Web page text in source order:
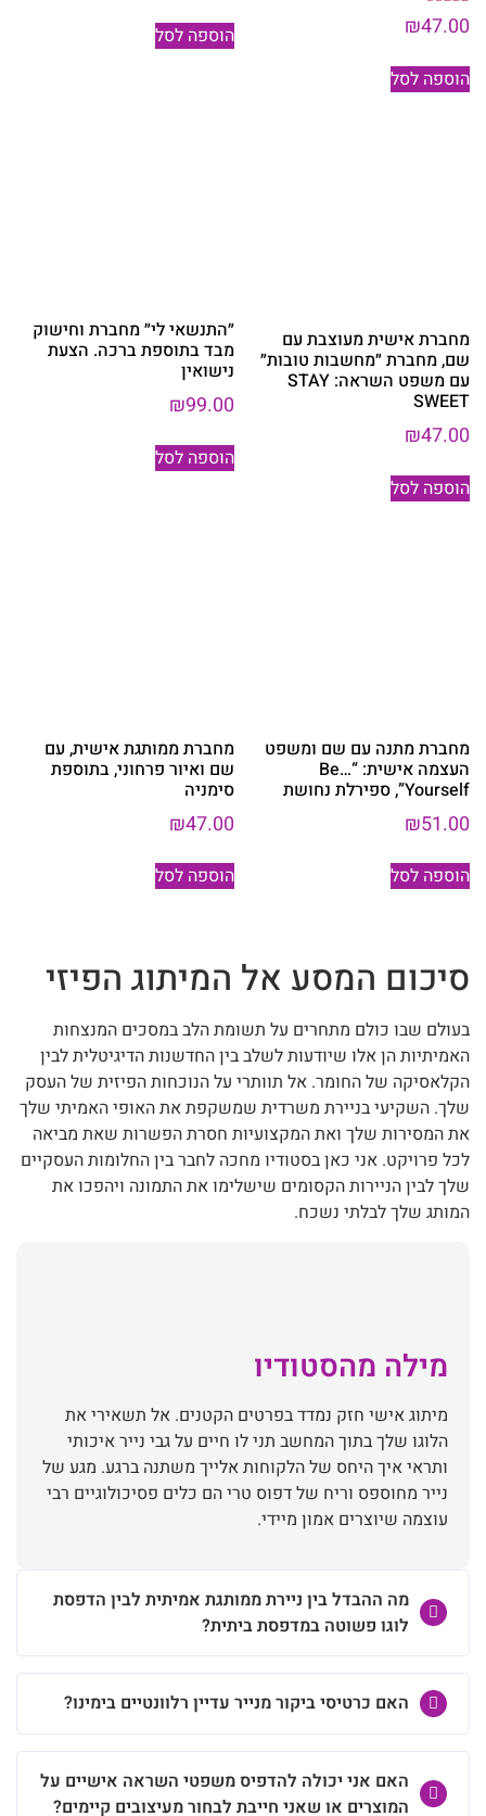
דורג
5.00
₪47.00
הוספה לסל
הוספה לסל
מחברת אישית מעוצבת עם
שם, מחברת ״מחשבות טובות״
עם משפט השראה: STAY
SWEET
₪47.00
הוספה לסל
״התנשאי לי״ מחברת וחישוק
מבד בתוספת ברכה. הצעת
נישואין
₪99.00
הוספה לסל
מחברת מתנה עם שם ומשפט
העצמה אישית: “…Be
Yourself”, ספירלת נחושת
₪51.00
הוספה לסל
מחברת ממותגת אישית, עם
שם ואיור פרחוני, בתוספת
סימניה
₪47.00
הוספה לסל
סיכום המסע אל המיתוג הפיזי
בעולם שבו כולם מתחרים על תשומת הלב במסכים המנצחות
האמיתיות הן אלו שיודעות לשלב בין החדשנות הדיגיטלית לבין
הקלאסיקה של החומר. אל תוותרי על הנוכחות הפיזית של העסק
שלך. השקיעי בניירת משרדית שמשקפת את האופי האמיתי שלך
את המסירות שלך ואת המקצועיות חסרת הפשרות שאת מביאה
לכל פרויקט. אני כאן בסטודיו מחכה לחבר בין החלומות העסקיים
שלך לבין הניירות הקסומים שישלימו את התמונה ויהפכו את
המותג שלך לבלתי נשכח.
מילה מהסטודיו
מיתוג אישי חזק נמדד בפרטים הקטנים. אל תשאירי את
הלוגו שלך בתוך המחשב תני לו חיים על גבי נייר איכותי
ותראי איך היחס של הלקוחות אלייך משתנה ברגע. מגע של
נייר מחוספס וריח של דפוס טרי הם כלים פסיכולוגיים רבי
עוצמה שיוצרים אמון מיידי.
מה ההבדל בין ניירת ממותגת אמיתית לבין הדפסת
לוגו פשוטה במדפסת ביתית?
האם כרטיסי ביקור מנייר עדיין רלוונטיים בימינו?
האם אני יכולה להדפיס משפטי השראה אישיים על
המוצרים או שאני חייבת לבחור מעיצובים קיימים?